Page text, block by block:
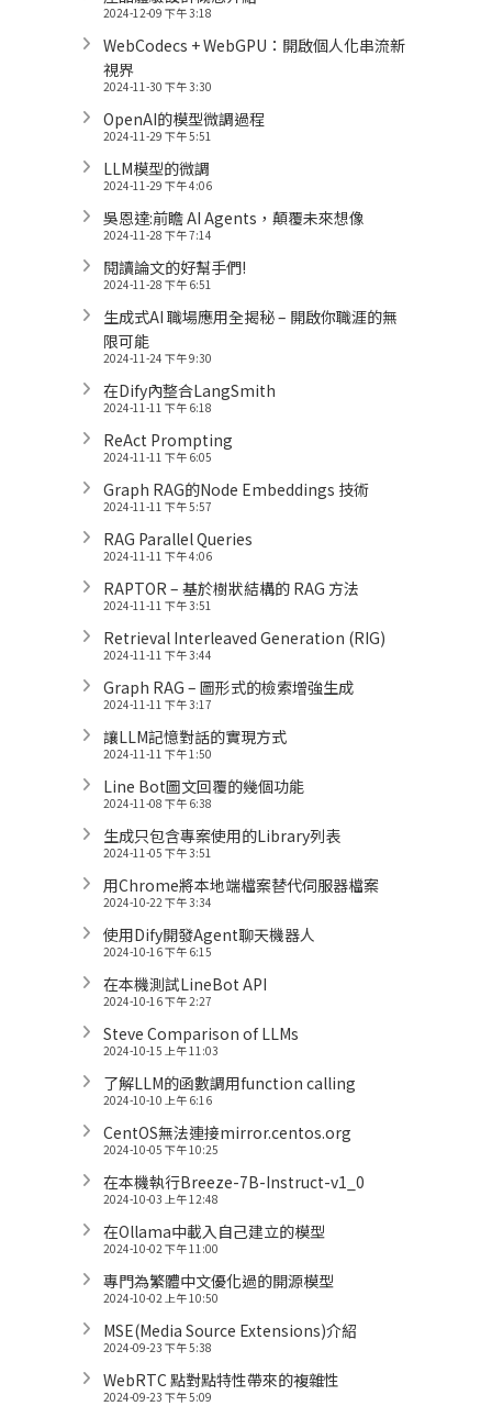
2024-12-09 下午 3:18
WebCodecs + WebGPU：開啟個人化串流新
視界
2024-11-30 下午 3:30
OpenAI的模型微調過程
2024-11-29 下午 5:51
LLM模型的微調
2024-11-29 下午 4:06
吳恩達:前瞻 AI Agents，顛覆未來想像
2024-11-28 下午 7:14
閱讀論文的好幫手們!
2024-11-28 下午 6:51
生成式AI 職場應用全揭秘 – 開啟你職涯的無
限可能
2024-11-24 下午 9:30
在Dify內整合LangSmith
2024-11-11 下午 6:18
ReAct Prompting
2024-11-11 下午 6:05
Graph RAG的Node Embeddings 技術
2024-11-11 下午 5:57
RAG Parallel Queries
2024-11-11 下午 4:06
RAPTOR – 基於樹狀結構的 RAG 方法
2024-11-11 下午 3:51
Retrieval Interleaved Generation (RIG)
2024-11-11 下午 3:44
Graph RAG – 圖形式的檢索增強生成
2024-11-11 下午 3:17
讓LLM記憶對話的實現方式
2024-11-11 下午 1:50
Line Bot圖文回覆的幾個功能
2024-11-08 下午 6:38
生成只包含專案使用的Library列表
2024-11-05 下午 3:51
用Chrome將本地端檔案替代伺服器檔案
2024-10-22 下午 3:34
使用Dify開發Agent聊天機器人
2024-10-16 下午 6:15
在本機測試LineBot API
2024-10-16 下午 2:27
Steve Comparison of LLMs
2024-10-15 上午 11:03
了解LLM的函數調用function calling
2024-10-10 上午 6:16
CentOS無法連接mirror.centos.org
2024-10-05 下午 10:25
在本機執行Breeze-7B-Instruct-v1_0
2024-10-03 上午 12:48
在Ollama中載入自己建立的模型
2024-10-02 下午 11:00
專門為繁體中文優化過的開源模型
2024-10-02 上午 10:50
MSE(Media Source Extensions)介紹
2024-09-23 下午 5:38
WebRTC 點對點特性帶來的複雜性
2024-09-23 下午 5:09